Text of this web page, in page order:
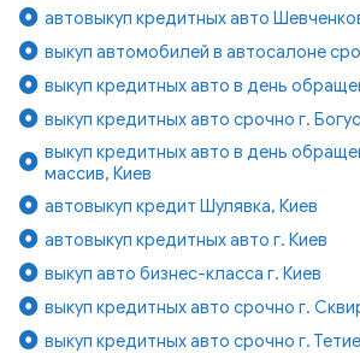
автовыкуп кредитных авто
выкуп автомобилей в автосалоне
выкуп кредитных авто в день
выкуп кредитных авто срочно г.
выкуп кредитных авто в день
массив, Киев
автовыкуп кредит Шулявка, Киев
автовыкуп кредитных авто г. Киев
выкуп авто бизнес-класса г. Киев
выкуп кредитных авто срочно г.
выкуп кредитных авто срочно г.